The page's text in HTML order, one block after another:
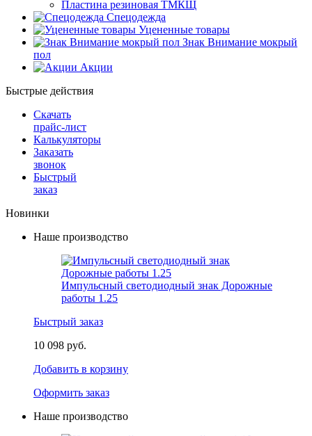
Пластина резиновая ТМКЩ
Спецодежда
Уцененные товары
Знак Внимание мокрый
пол
Акции
Быстрые действия
Скачать
прайс-лист
Калькуляторы
Заказать
звонок
Быстрый
заказ
Новинки
Наше производство
Импульсный светодиодный знак Дорожные
работы 1.25
Быстрый заказ
10 098 руб.
Добавить в корзину
Оформить заказ
Наше производство